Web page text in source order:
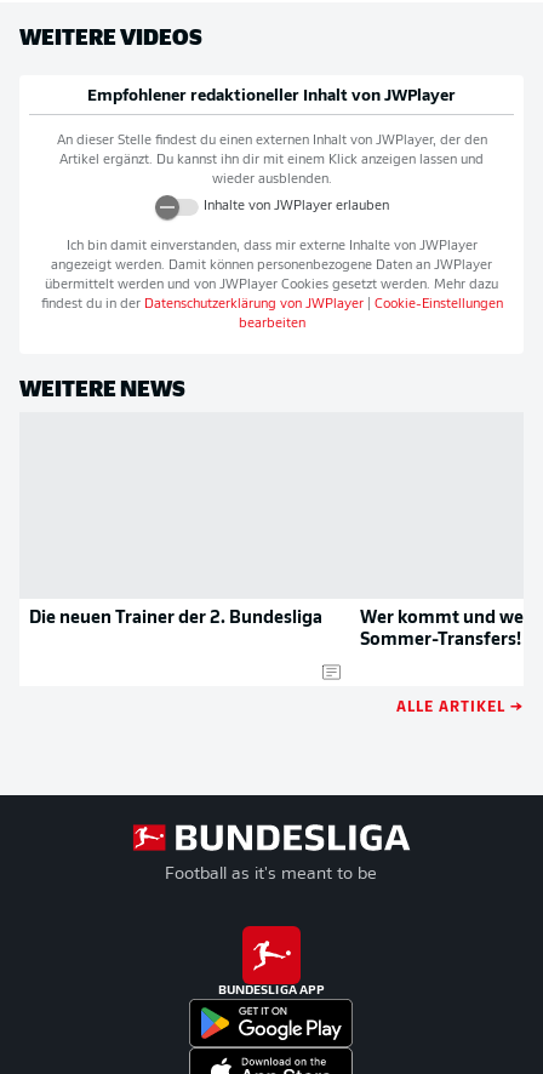
WEITERE VIDEOS
Empfohlener redaktioneller Inhalt von JWPlayer
An dieser Stelle findest du einen externen Inhalt von JWPlayer, der den
Artikel ergänzt. Du kannst ihn dir mit einem Klick anzeigen lassen und
wieder ausblenden.
Inhalte von JWPlayererlauben
Ich bin damit einverstanden, dass mir externe Inhalte von JWPlayer
angezeigt werden. Damit können personenbezogene Daten an JWPlayer
übermittelt werden und von JWPlayer Cookies gesetzt werden. Mehr dazu
findest du in der Datenschutzerklärung von JWPlayer| Cookie-Einstellungen
bearbeiten
WEITERE NEWS
Die neuen Trainer der 2. Bundesliga
Wer kommt und wer
Sommer-Transfers!
ALLE ARTIKEL →
Football as it's meant to be
BUNDESLIGA APP